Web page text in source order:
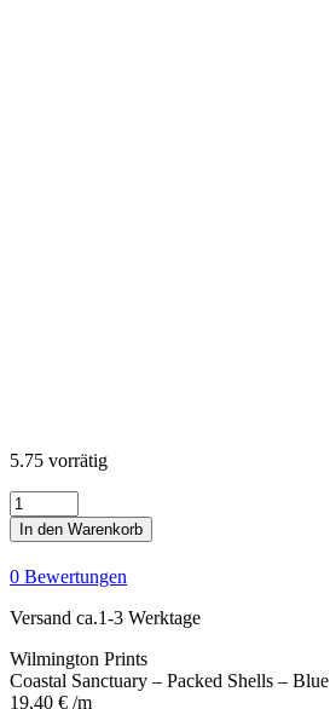
5.75 vorrätig
Coastal
Sanctuary
-
Packed
Shells
-
Blue
Menge
In den Warenkorb
0 Bewertungen
Versand ca.1-3 Werktage
Wilmington Prints
Coastal Sanctuary – Packed Shells – Blue
19,40 € /m